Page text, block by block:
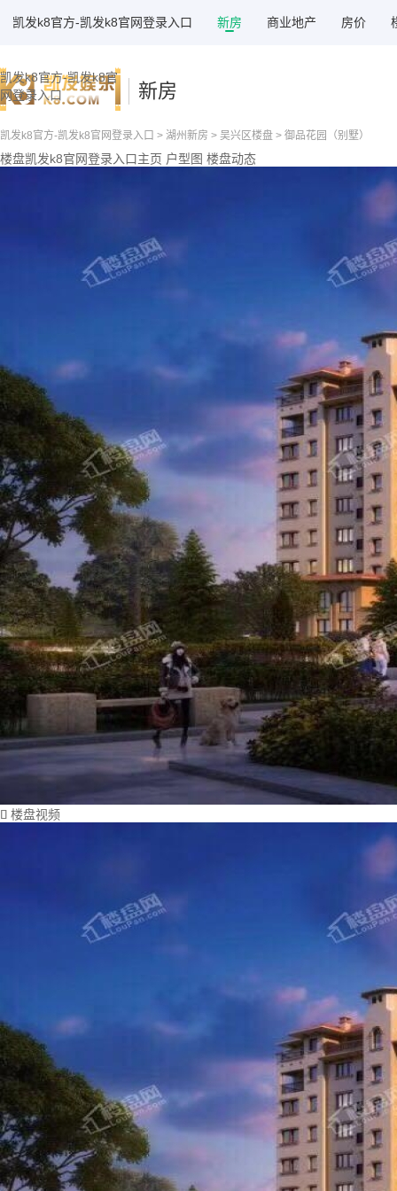
凯发k8官方-凯发k8官网登录入口 新房 商业地产 房价
凯发k8官方-凯发k8官
网登录入口
新房
凯发k8官方-凯发k8官网登录入口 > 湖州新房 > 吴兴区楼盘 > 御品花园（别墅）
楼盘凯发k8官网登录入口主页 户型图 楼盘动态
 楼盘视频